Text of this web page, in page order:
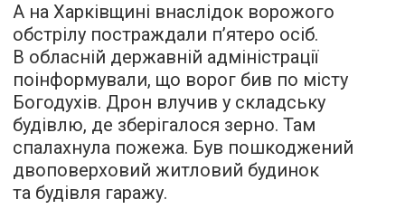
А на Харківщині внаслідок ворожого
обстрілу постраждали п’ятеро осіб.
В обласній державній адміністрації
поінформували, що ворог бив по місту
Богодухів. Дрон влучив у складську
будівлю, де зберігалося зерно. Там
спалахнула пожежа. Був пошкоджений
двоповерховий житловий будинок
та будівля гаражу.